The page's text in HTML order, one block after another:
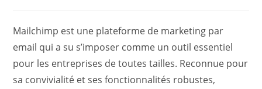
publication :
la
publication :
Mailchimp est une plateforme de marketing par
email qui a su s’imposer comme un outil essentiel
pour les entreprises de toutes tailles. Reconnue pour
sa convivialité et ses fonctionnalités robustes,